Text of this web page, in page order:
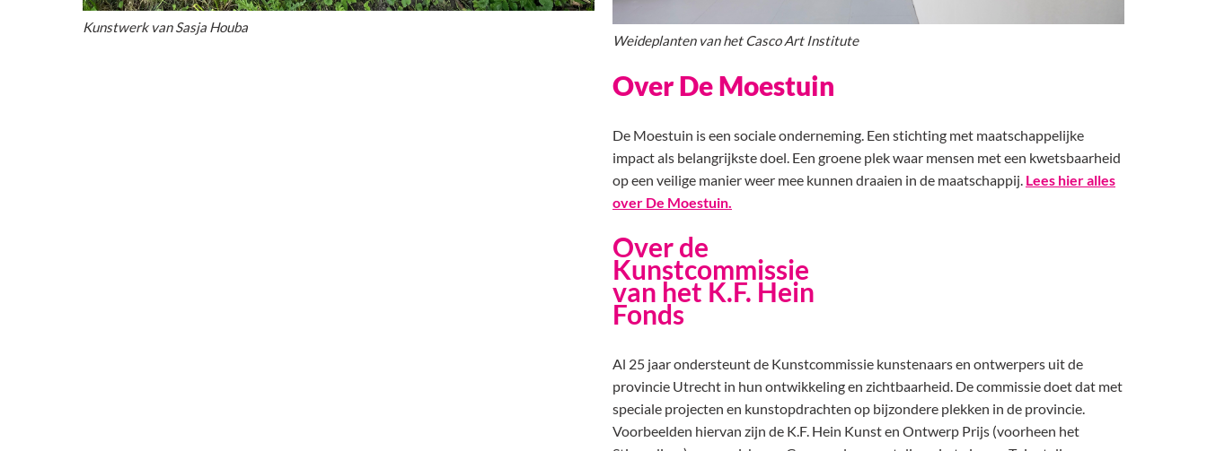
Kunstwerk van Sasja Houba
Weideplanten van het Casco Art Institute
Over De Moestuin
De Moestuin is een sociale onderneming. Een stichting met maatschappelijke
impact als belangrijkste doel. Een groene plek waar mensen met een kwetsbaarheid
op een veilige manier weer mee kunnen draaien in de maatschappij. Lees hier alles
over De Moestuin.
Over de
Kunstcommissie
van het K.F. Hein
Fonds
Al 25 jaar ondersteunt de Kunstcommissie kunstenaars en ontwerpers uit de
provincie Utrecht in hun ontwikkeling en zichtbaarheid. De commissie doet dat met
speciale projecten en kunstopdrachten op bijzondere plekken in de provincie.
Voorbeelden hiervan zijn de K.F. Hein Kunst en Ontwerp Prijs (voorheen het